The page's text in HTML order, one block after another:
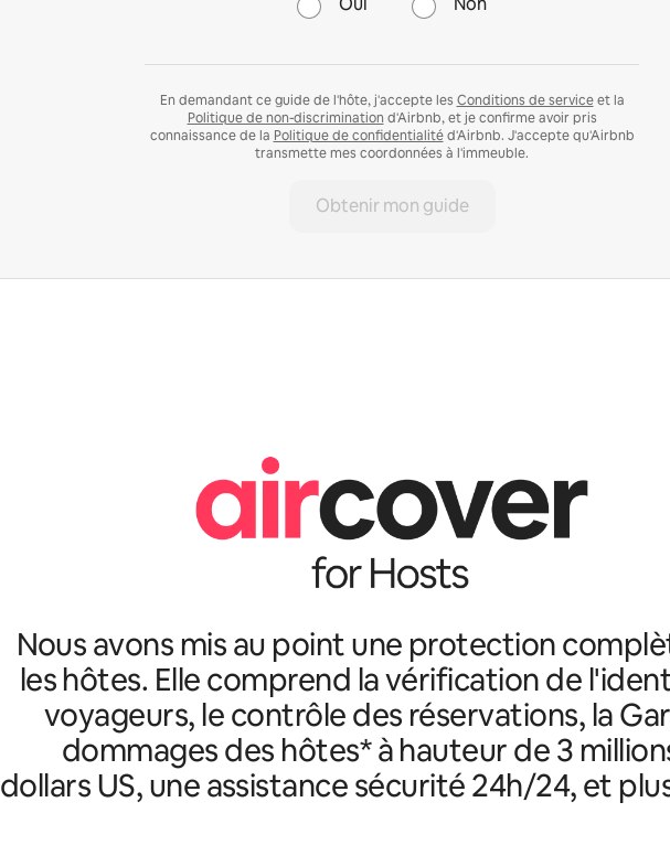
En demandant ce guide de l'hôte, j'accepte les Conditions de serviceet la
Politique de non-discrimination d'Airbnb, et je confirme avoir pris
connaissance de la Politique de confidentialitéd'Airbnb. J'accepte qu'Airbnb
transmette mes coordonnées à l'immeuble.
Obtenir mon guide
Nous avons mis au point une protection
les hôtes. Elle comprend la vérification de
voyageurs, le contrôle des réservations, la
dommages des hôtes* à hauteur de 3
dollars US, une assistance sécurité 24h/24, et